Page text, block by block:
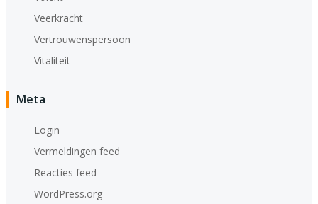
Veerkracht
Vertrouwenspersoon
Vitaliteit
Meta
Login
Vermeldingen feed
Reacties feed
WordPress.org